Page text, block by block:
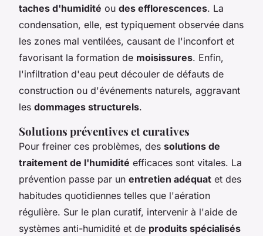
taches d'humidité ou des efflorescences. La
condensation, elle, est typiquement observée dans
les zones mal ventilées, causant de l'inconfort et
favorisant la formation de moisissures. Enfin,
l'infiltration d'eau peut découler de défauts de
construction ou d'événements naturels, aggravant
les dommages structurels.
Solutions préventives et curatives
Pour freiner ces problèmes, des solutions de
traitement de l'humidité efficaces sont vitales. La
prévention passe par un entretien adéquat et des
habitudes quotidiennes telles que l'aération
régulière. Sur le plan curatif, intervenir à l'aide de
systèmes anti-humidité et de produits spécialisés